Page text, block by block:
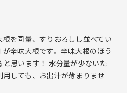
を同量、すりおろしし並べてい
辛味大根です。辛味大根のほう
思います！ 水分量が少ないた
しても、お出汁が薄まりませ